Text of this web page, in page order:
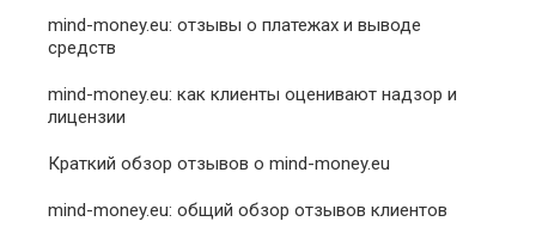
mind-money.eu: отзывы о платежах и выводе
средств
mind-money.eu: как клиенты оценивают надзор и
лицензии
Краткий обзор отзывов о mind-money.eu
mind-money.eu: общий обзор отзывов клиентов